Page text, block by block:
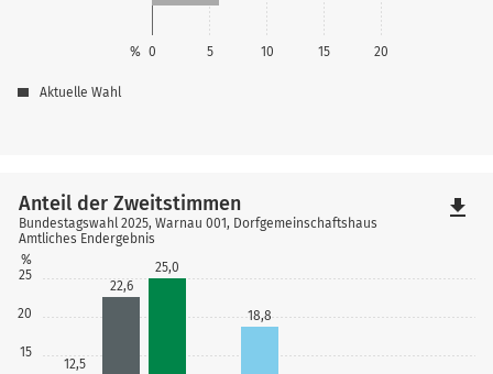
0 5 10 15 20
%
Aktuelle Wahl
15
20
25
%
12,5
22,6
25,0
18,8
Anteil der Zweitstimmen
Bundestagswahl 2025, Warnau 001, Dorfgemeinschaftshaus
Amtliches Endergebnis
file_download